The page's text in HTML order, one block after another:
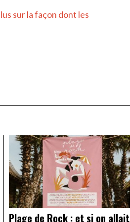
sur la façon dont les
Plage de Rock : et si on allait